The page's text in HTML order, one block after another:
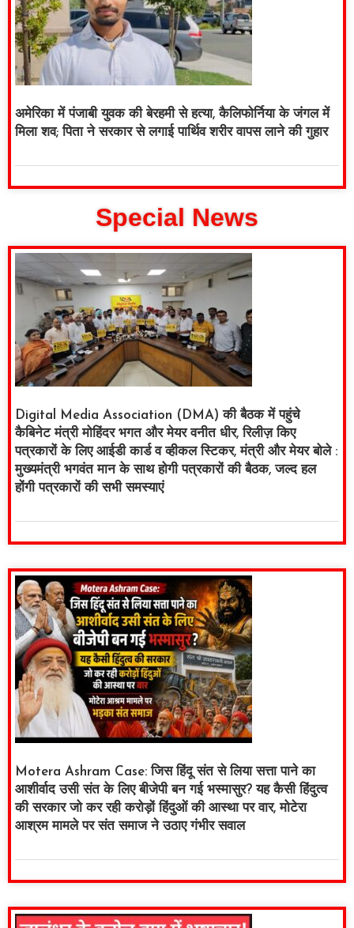
अमेरिका में पंजाबी युवक की बेरहमी से हत्या, कैलिफोर्निया के जंगल में
मिला शव; पिता ने सरकार से लगाई पार्थिव शरीर वापस लाने की गुहार
Special News
Digital Media Association (DMA) की बैठक में पहुंचे
कैबिनेट मंत्री मोहिंदर भगत और मेयर वनीत धीर, रिलीज़ किए
पत्रकारों के लिए आईडी कार्ड व व्हीकल स्टिकर, मंत्री और मेयर बोले :
मुख्यमंत्री भगवंत मान के साथ होगी पत्रकारों की बैठक, जल्द हल
होंगी पत्रकारों की सभी समस्याएं
Motera Ashram Case: जिस हिंदू संत से लिया सत्ता पाने का
आशीर्वाद उसी संत के लिए बीजेपी बन गई भस्मासुर? यह कैसी हिंदुत्व
की सरकार जो कर रही करोड़ों हिंदुओं की आस्था पर वार, मोटेरा
आश्रम मामले पर संत समाज ने उठाए गंभीर सवाल